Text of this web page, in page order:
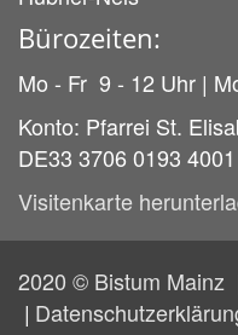
Bürozeiten:
Mo - Fr 9 - 12 Uhr |
Konto: Pfarrei St.
DE33 3706 0193
Visitenkarte
2020 © Bistum Mainz